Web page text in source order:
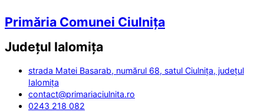
Primăria Comunei Ciulnița
Județul Ialomița
strada Matei Basarab, numărul 68, satul Ciulnița, județul
Ialomița
contact@primariaciulnita.ro
0243 218 082